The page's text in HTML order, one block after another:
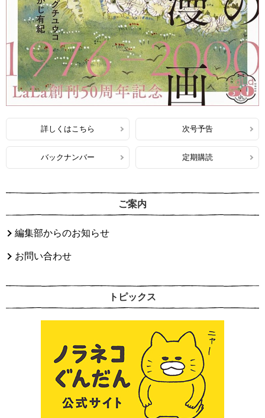
詳しくはこちら 次号予告
バックナンバー 定期購読
ご案内
編集部からのお知らせ
お問い合わせ
トピックス